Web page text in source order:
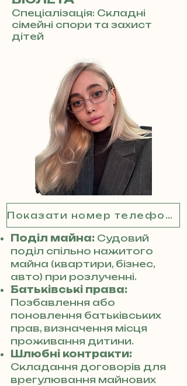
Спеціалізація: Складні
сімейні спори та захист
дітей
Показати номер телефону
Поділ майна: Судовий
поділ спільно нажитого
майна (квартири, бізнес,
авто) при розлученні.
Батьківські права:
Позбавлення або
поновлення батьківських
прав, визначення місця
проживання дитини.
Шлюбні контракти:
Складання договорів для
врегулювання майнових